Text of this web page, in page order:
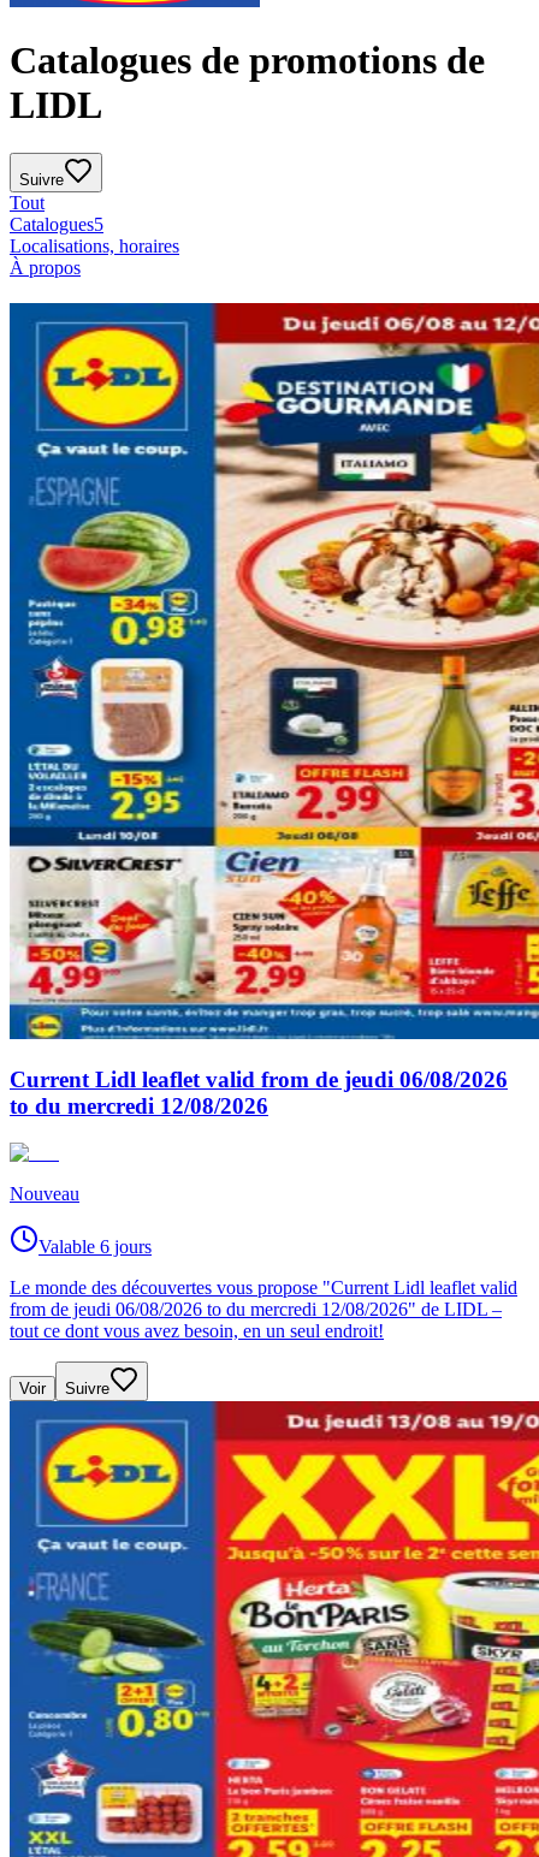
Catalogues de promotions de
LIDL
Suivre
Tout
Catalogues5
Localisations, horaires
À propos
Current Lidl leaflet valid from de jeudi 06/08/2026
to du mercredi 12/08/2026
Nouveau
Valable 6 jours
Le monde des découvertes vous propose "Current Lidl leaflet valid
from de jeudi 06/08/2026 to du mercredi 12/08/2026" de LIDL –
tout ce dont vous avez besoin, en un seul endroit!
Voir Suivre